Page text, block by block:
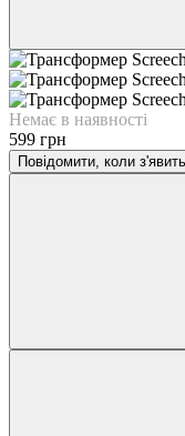
Немає в наявності
599 грн
Повідомити, коли